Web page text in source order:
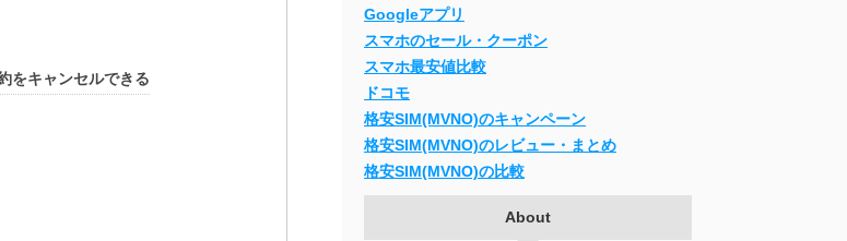
をキャンセルできる
Googleアプリ
スマホのセール・クーポン
スマホ最安値比較
ドコモ
格安SIM(MVNO)のキャンペーン
格安SIM(MVNO)のレビュー・まとめ
格安SIM(MVNO)の比較
About